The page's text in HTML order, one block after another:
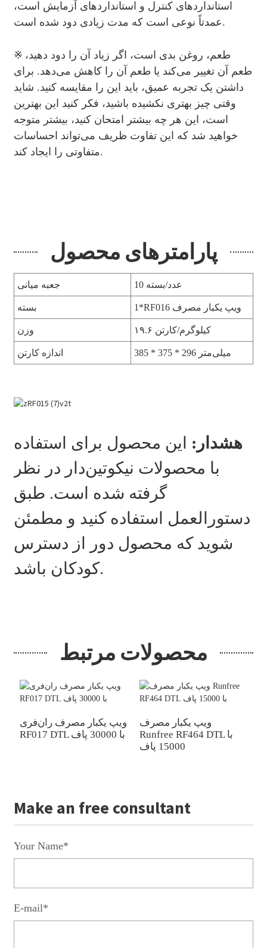
استانداردهای کنترل و استانداردهای آزمایش است،
عمدتاً نوعی است که مدت زیادی دود شده است.
※ طعم، روغن بدی است، اگر زیاد آن را دود دهید،
طعم آن تغییر می‌کند یا طعم آن را کاهش می‌دهد. برای
داشتن یک تجربه عمیق، باید این را مقایسه کنید. شاید
وقتی چیز بهتری نکشیده باشید، فکر کنید این بهترین
است، این هر چه بیشتر امتحان کنید، بیشتر متوجه
خواهید شد که این تفاوت ظریف می‌تواند احساسات
متفاوتی را ایجاد کند.
پارامترهای محصول
جعبه میانی 10 عدد/بسته
بسته 1*RF016 ویپ یکبار مصرف
وزن ۱۹.۶ کیلوگرم/کارتن
اندازه کارتن 385 * 375 * 296 میلی‌متر
هشدار: این محصول برای استفاده
با محصولات نیکوتین‌دار در نظر
گرفته شده است. طبق
دستورالعمل استفاده کنید و مطمئن
شوید که محصول دور از دسترس
کودکان باشد.
محصولات مرتبط
ویپ یکبار مصرف ران‌فری
RF017 DTL با 30000 پاف
ویپ یکبار مصرف
Runfree RF464 DTL با
15000 پاف
Make an free consultant
Your Name*
E-mail*